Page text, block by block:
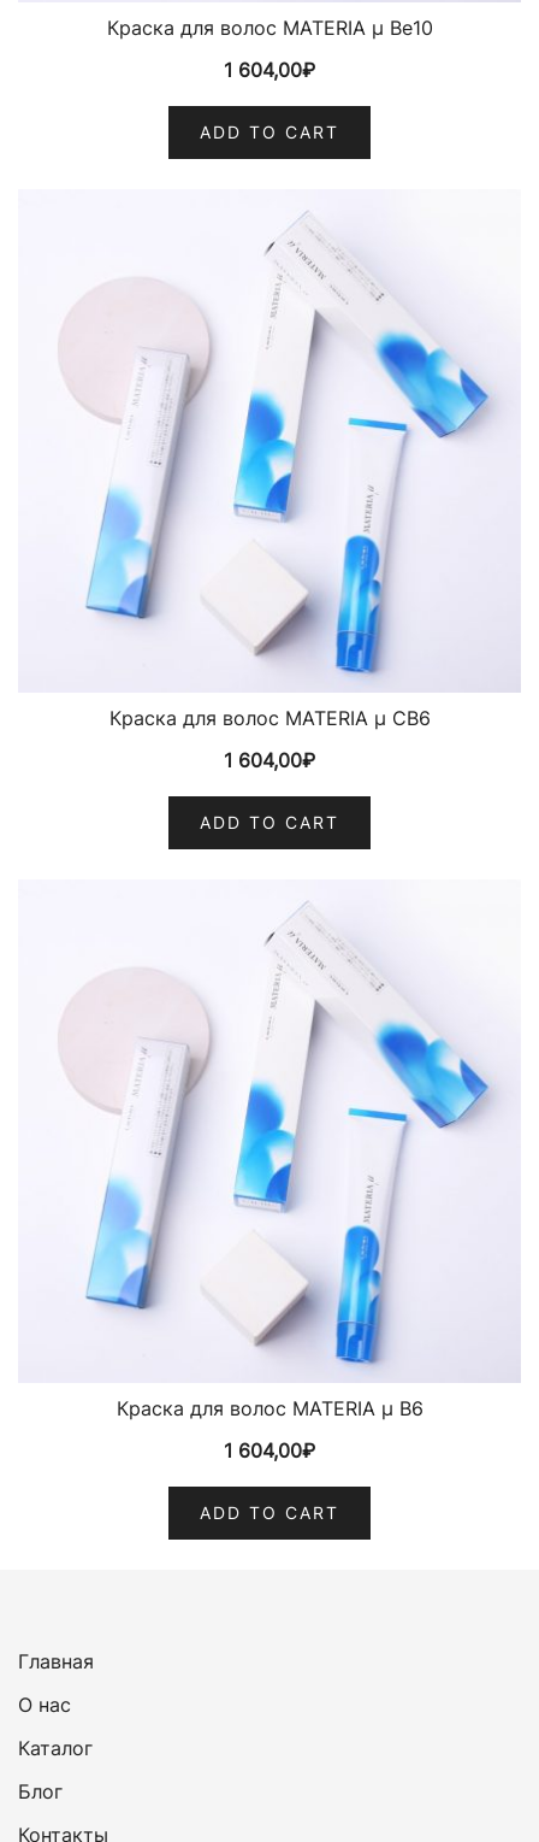
Краска для волос MATERIA µ Be10
1 604,00₽
ADD TO CART
Краска для волос MATERIA µ CB6
1 604,00₽
ADD TO CART
Краска для волос MATERIA µ B6
1 604,00₽
ADD TO CART
Главная
О нас
Каталог
Блог
Контакты